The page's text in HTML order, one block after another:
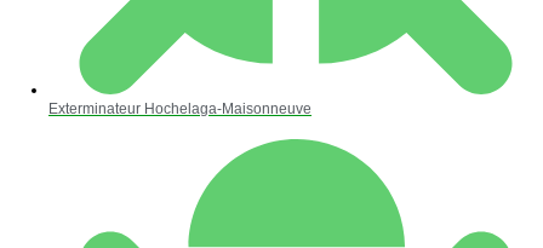
Exterminateur Hochelaga-Maisonneuve